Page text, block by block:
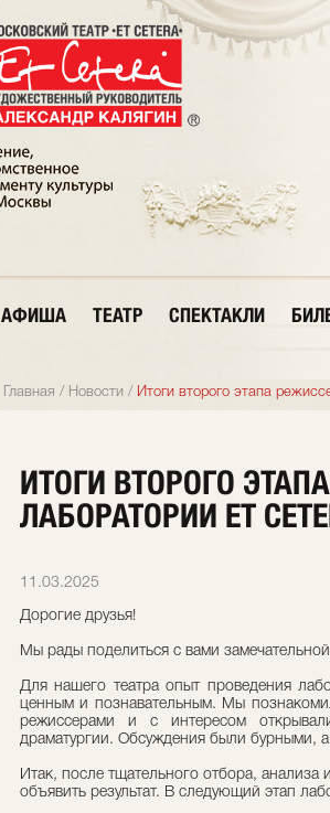
АФИША ТЕАТР СПЕКТАКЛИ
Главная / Новости / Итоги второго этапа
ИТОГИ ВТОРОГО
ЛАБОРАТОРИИ ET
11.03.2025
Дорогие друзья!
Мы рады поделиться с вами
Для нашего театра опыт проведения
ценным и познавательным. Мы
режиссерами и с интересом
драматургии. Обсуждения были бурными,
Итак, после тщательного отбора, анализа
объявить результат. В следующий этап